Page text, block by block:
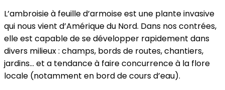
L’ambroisie à feuille d’armoise est une plante invasive
qui nous vient d’Amérique du Nord. Dans nos contrées,
elle est capable de se développer rapidement dans
divers milieux : champs, bords de routes, chantiers,
jardins… et a tendance à faire concurrence à la flore
locale (notamment en bord de cours d’eau).